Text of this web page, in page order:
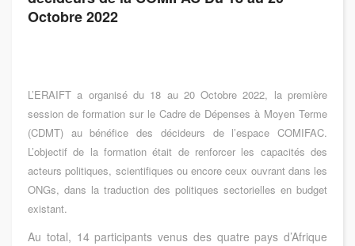
Octobre 2022
L’ERAIFT a organisé du 18 au 20 Octobre 2022, la première
session de formation sur le Cadre de Dépenses à Moyen Terme
(CDMT) au bénéfice des décideurs de l’espace COMIFAC.
L’objectif de la formation était de renforcer les capacités des
acteurs politiques, scientifiques ou encore ceux ouvrant dans les
ONGs, dans la traduction des politiques sectorielles en budget
existant.
Au total, 14 participants venus des quatre pays d’Afrique